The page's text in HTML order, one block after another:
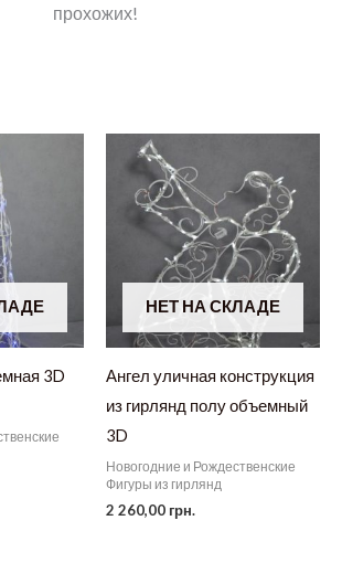
прохожих!
3D
НЕТ НА СКЛАДЕ
Ангел уличная конструкция
из гирлянд полу объемный
3D
Новогодние и Рождественские
Фигуры из гирлянд
2 260,00 грн.